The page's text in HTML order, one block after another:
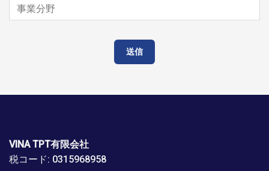
VINA TPT有限会社
税コード: 0315968958